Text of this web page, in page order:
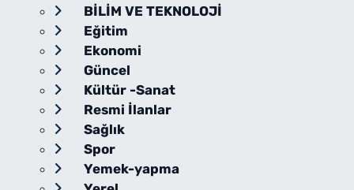
BİLİM VE TEKNOLOJİ
Eğitim
Ekonomi
Güncel
Kültür -Sanat
Resmi İlanlar
Sağlık
Spor
Yemek-yapma